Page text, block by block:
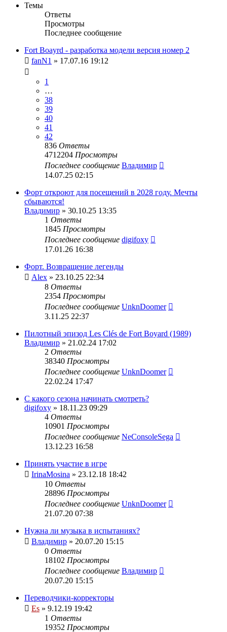
Темы
Ответы
Просмотры
Последнее сообщение
Fort Boayrd - разработка модели версия номер 2
fanN1 » 17.07.16 19:12
1
…
38
39
40
41
42
836 Ответы
4712204 Просмотры
Последнее сообщение Владимир
14.07.25 02:15
Форт откроют для посещений в 2028 году. Мечты
сбываются!
Владимир » 30.10.25 13:35
1 Ответы
1845 Просмотры
Последнее сообщение digifoxy
17.01.26 16:38
Форт. Возвращение легенды
Alex » 23.10.25 22:34
8 Ответы
2354 Просмотры
Последнее сообщение UnknDoomer
3.11.25 22:37
Пилотный эпизод Les Clés de Fort Boyard (1989)
Владимир » 21.02.24 17:02
2 Ответы
38340 Просмотры
Последнее сообщение UnknDoomer
22.02.24 17:47
С какого сезона начинать смотреть?
digifoxy » 18.11.23 09:29
4 Ответы
10901 Просмотры
Последнее сообщение NeConsoleSega
13.12.23 16:58
Принять участие в игре
IrinaMosina » 23.12.18 18:42
10 Ответы
28896 Просмотры
Последнее сообщение UnknDoomer
21.07.20 07:38
Нужна ли музыка в испытаниях?
Владимир » 20.07.20 15:15
0 Ответы
18102 Просмотры
Последнее сообщение Владимир
20.07.20 15:15
Переводчики-корректоры
Es » 9.12.19 19:42
1 Ответы
19352 Просмотры